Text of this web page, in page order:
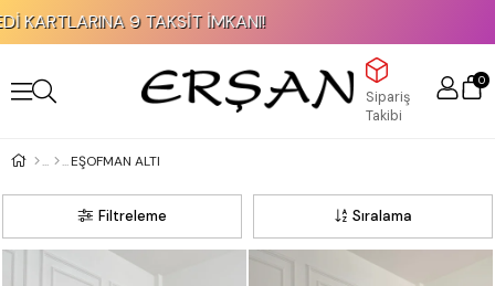
KAPIDA ÖDEME İMKANI!
Sipariş
Takibi
0
EŞOFMAN ALTI
Filtreleme Sıralama